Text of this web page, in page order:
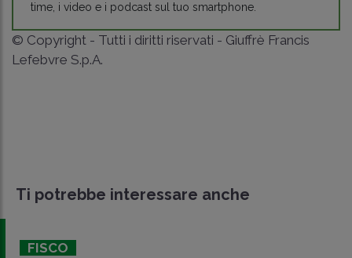
time, i video e i podcast sul tuo smartphone.
© Copyright - Tutti i diritti riservati - Giuffrè Francis
Lefebvre S.p.A.
Ti potrebbe interessare anche
FISCO